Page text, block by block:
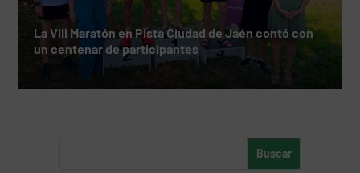
La VIII Maratón en Pista Ciudad de Jaén contó con
un centenar de participantes